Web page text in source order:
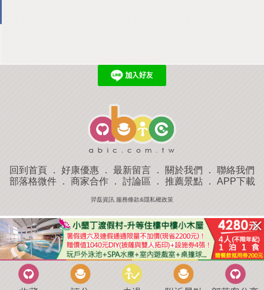
回到首頁 ． 好康優惠 ． 最新留言 ． 關於我們 ． 聯絡我們
部落格微件． 商家合作． 討論區 ． 推薦景點． APP下載
羿磊資訊 服務條款&隱私權政策